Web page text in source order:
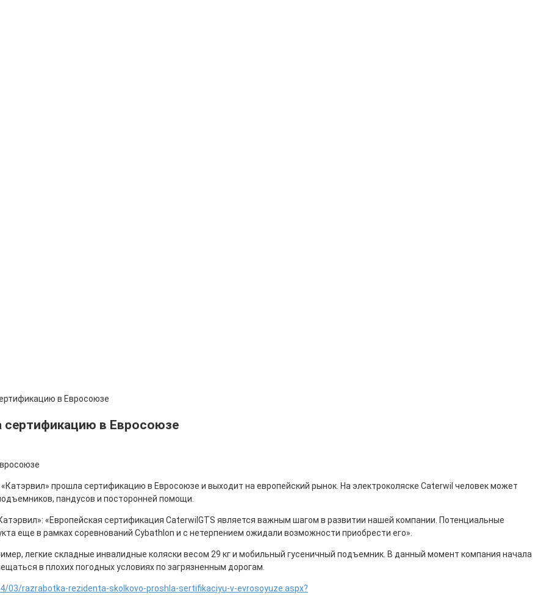
в Евросоюзе
сертификацию в Евросоюзе
прошла сертификацию в Евросоюзе и выходит на европейский рынок. На электроколяске Caterwil человек может
пандусов и посторонней помощи.
«Европейская сертификация CaterwilGTS является важным шагом в развитии нашей компании. Потенциальные
еще в рамках соревнований Cybathlon и с нетерпением ожидали возможности приобрести его».
легкие складные инвалидные коляски весом 29 кг и мобильный гусеничный подъемник. В данный момент компания начала
в плохих погодных условиях по загрязненным дорогам.
razrabotka-rezidenta-skolkovo-proshla-sertifikaciyu-v-evrosoyuze.aspx?